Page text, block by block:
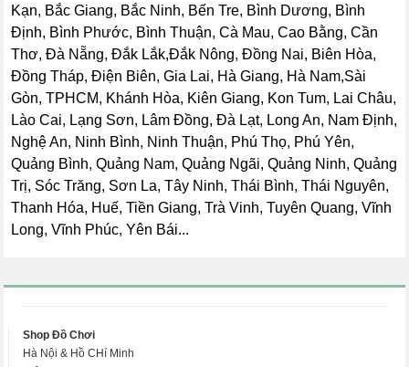
Kạn, Bắc Giang, Bắc Ninh, Bến Tre, Bình Dương, Bình
Định, Bình Phước, Bình Thuận, Cà Mau, Cao Bằng, Cần
Thơ, Đà Nẵng, Đắk Lắk,Đắk Nông, Đồng Nai, Biên Hòa,
Đồng Tháp, Điện Biên, Gia Lai, Hà Giang, Hà Nam,Sài
Gòn, TPHCM, Khánh Hòa, Kiên Giang, Kon Tum, Lai Châu,
Lào Cai, Lạng Sơn, Lâm Đồng, Đà Lạt, Long An, Nam Định,
Nghệ An, Ninh Bình, Ninh Thuận, Phú Thọ, Phú Yên,
Quảng Bình, Quảng Nam, Quảng Ngãi, Quảng Ninh, Quảng
Trị, Sóc Trăng, Sơn La, Tây Ninh, Thái Bình, Thái Nguyên,
Thanh Hóa, Huế, Tiền Giang, Trà Vinh, Tuyên Quang, Vĩnh
Long, Vĩnh Phúc, Yên Bái...
Shop Đồ Chơi
Hà Nội & Hồ CHí Minh